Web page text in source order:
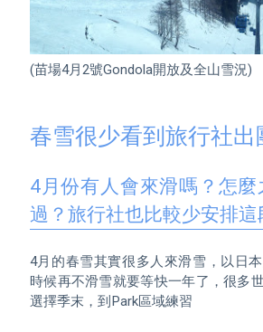
(苗場4月2號Gondola開放及全山雪況)
春雪很少看到旅行社出
4月份有人會來滑嗎？怎
過？旅行社也比較少安排這
4月的春雪其實很多人來滑雪，以日
時候再不滑雪就要等快一年了，很多
選擇季末，到Park區域練習